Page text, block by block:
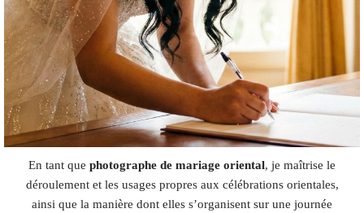
En tant que photographe de mariage oriental, je maîtrise le
déroulement et les usages propres aux célébrations orientales,
ainsi que la manière dont elles s’organisent sur une journée